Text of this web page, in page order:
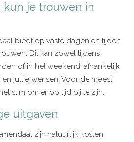
kun je trouwen in
biedt op vaste dagen en tijden
Dit kan zowel tijdens
of in het weekend, afhankelijk
jullie wensen. Voor de meest
slim om er op tijd bij te zijn.
uitgaven
zijn natuurlijk kosten